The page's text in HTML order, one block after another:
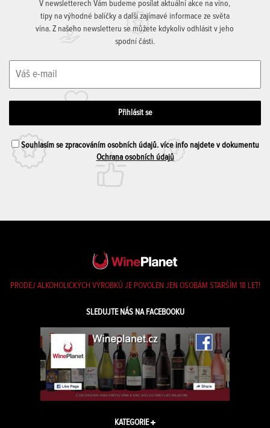
V newsletterech Vám budeme posílat aktuální akce na víno,
tipy na výhodné balíčky a další zajímavé informace ze světa
vína. Z našeho newsletteru se můžete kdykoliv odhlásit v jeho
spodní části.
Souhlasím se zpracováním osobních údajů. více info najdete v dokumentu
Ochrana osobních údajů
PRODEJ ALKOHOLICKÝCH VÝROBKŮ JE POVOLEN JEN OSOBÁM STARŠÍM 18 LET!
SLEDUJTE NÁS NA FACEBOOKU
KATEGORIE